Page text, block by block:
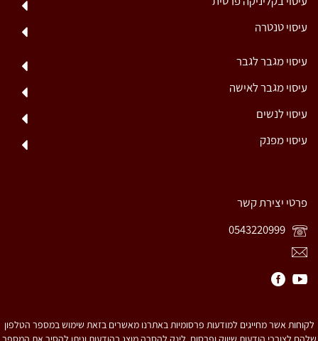
עיסוי טנטרה
עיסוי מגבר לגבר
עיסוי מגבר לאישה
עיסוי לנשים
עיסוי מפנק
פרטי יצירת קשר
לקוחות אשר מחייגים למודעות פרסומיות באתרנו מאשרים בזאת שימוש במספר הטלפון